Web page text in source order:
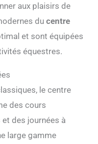
aux plaisirs de
du centre
et sont équipées
équestres.
le centre
des cours
des journées à
large gamme